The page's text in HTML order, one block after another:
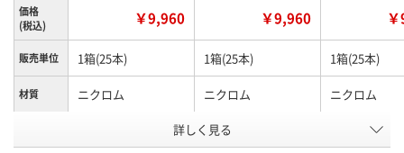
価格
(税込)
￥9,960 ￥9,960
販売単位 1箱(25本) 1箱(25本) 1箱(25本)
材質 ニクロム ニクロム ニクロム
1uL
詳しく見る